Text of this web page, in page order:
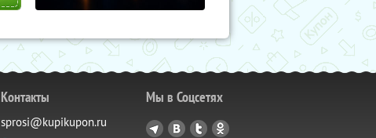
Контакты
sprosi@kupikupon.ru
Мы в Соцсетях